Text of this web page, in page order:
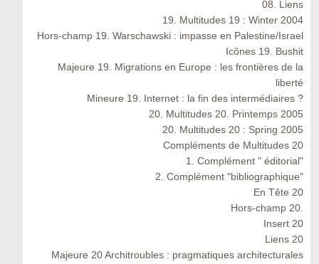
08. Liens
19. Multitudes 19 : Winter 2004
Hors-champ 19. Warschawski : impasse en Palestine/Israel
Icônes 19. Bushit
Majeure 19. Migrations en Europe : les frontières de la
liberté
Mineure 19. Internet : la fin des intermédiaires ?
20. Multitudes 20. Printemps 2005
20. Multitudes 20 : Spring 2005
Compléments de Multitudes 20
1. Complément " éditorial"
2. Complément "bibliographique"
En Tête 20
Hors-champ 20.
Insert 20
Liens 20
Majeure 20 Architroubles : pragmatiques architecturales